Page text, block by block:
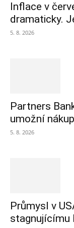
Inflace v
dramaticky.
5. 8. 2026
Partners
umožní
5. 8. 2026
Průmysl v
stagnujícímu